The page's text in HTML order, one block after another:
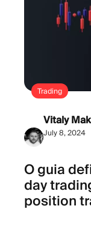
Trading
Vitaly
July 8, 2024
O guia
day
position